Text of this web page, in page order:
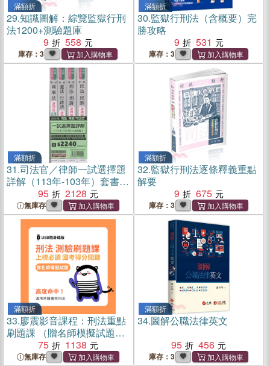
滿額折
29.知識圖解：綜覽監獄行刑
法1200+測驗題庫
9
558
庫存：3
滿額折
30.監獄行刑法（含概要）完
勝攻略
9
531
庫存：3
滿額折
31.司法官／律師一試選擇題
詳解（113年-103年）套書
（共四冊）
95 2128
無庫存
滿額折
32.監獄行刑法逐條釋義重點
解要
9
675
庫存：3
滿額折
33.廖震影音課程：刑法重點
刷題課 （贈名師模擬試題）
[USB隨身碟版]
75 1138
無庫存
滿額折
34.圖解公職法律英文
95
456
庫存：3